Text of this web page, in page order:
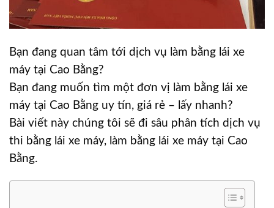
Bạn đang quan tâm tới dịch vụ làm bằng lái xe
máy tại Cao Bằng?
Bạn đang muốn tìm một đơn vị làm bằng lái xe
máy tại Cao Bằng uy tín, giá rẻ – lấy nhanh?
Bài viết này chúng tôi sẽ đi sâu phân tích dịch vụ
thi bằng lái xe máy, làm bằng lái xe máy tại Cao
Bằng.